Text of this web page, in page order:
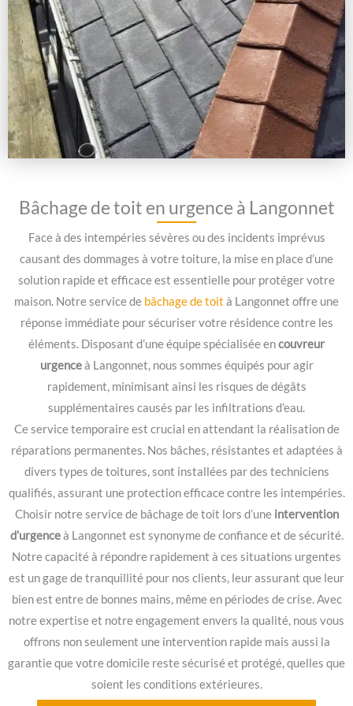
Bâchage de toit en urgence à Langonnet
Face à des intempéries sévères ou des incidents imprévus
causant des dommages à votre toiture, la mise en place d’une
solution rapide et efficace est essentielle pour protéger votre
maison. Notre service de bâchage de toit à Langonnet offre une
réponse immédiate pour sécuriser votre résidence contre les
éléments. Disposant d’une équipe spécialisée encouvreur
urgenceà Langonnet, nous sommes équipés pour agir
rapidement, minimisant ainsi les risques de dégâts
supplémentaires causés par les infiltrations d’eau.
Ce service temporaire est crucial en attendant la réalisation de
réparations permanentes. Nos bâches, résistantes et adaptées à
divers types de toitures, sont installées par des techniciens
qualifiés, assurant une protection efficace contre les intempéries.
Choisir notre service de bâchage de toit lors d’une intervention
d’urgenceà Langonnet est synonyme de confiance et de sécurité.
Notre capacité à répondre rapidement à ces situations urgentes
est un gage de tranquillité pour nos clients, leur assurant que leur
bien est entre de bonnes mains, même en périodes de crise. Avec
notre expertise et notre engagement envers la qualité, nous vous
offrons non seulement une intervention rapide mais aussi la
garantie que votre domicile reste sécurisé et protégé, quelles que
soient les conditions extérieures.